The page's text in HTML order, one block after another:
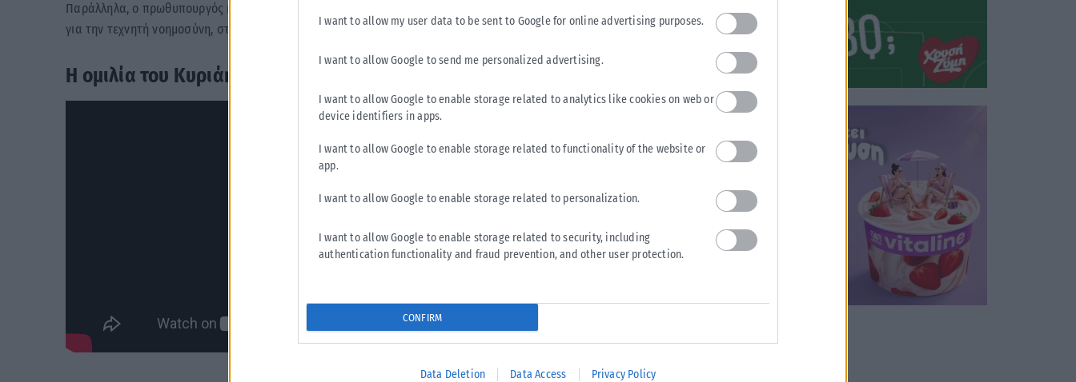
I want to allow my user data to be sent to Google for online advertising purposes.
I want to allow Google to send me personalized advertising.
I want to allow Google to enable storage related to analytics like cookies on web or
device identifiers in apps.
I want to allow Google to enable storage related to functionality of the website or
app.
I want to allow Google to enable storage related to personalization.
I want to allow Google to enable storage related to security, including
authentication functionality and fraud prevention, and other user protection.
CONFIRM
Data Deletion Data Access Privacy Policy
Παράλληλα, ο πρωθυπουργός και πρόεδρος της Νέας Δημοκρατίας Κυριάκος Μητσοτάκης θα προβεί σε συζήτηση
για την τεχνητή νοημοσύνη, στο πλαίσιο του 16ου Συνεδρίου.
Η ομιλία του Κυριάκου Μητσοτάκη